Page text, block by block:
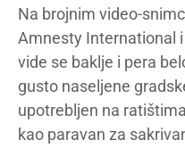
Na brojnim video-
Amnesty International i
vide se baklje i pera
gusto naseljene
upotrebljen na
kao paravan za